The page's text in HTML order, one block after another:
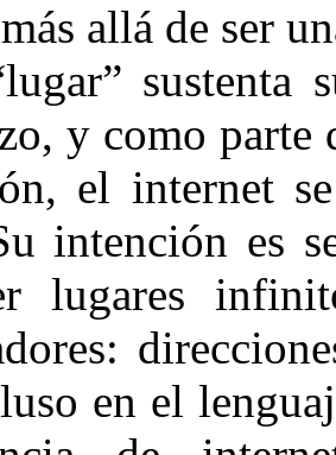
allá de ser
sustenta
y como parte
el internet
intención es
lugares
en el